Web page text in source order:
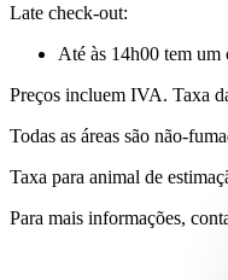
Late check-out:
Até às 14h00 tem um
Preços incluem IVA. Taxa
Todas as áreas são não-
Taxa para animal de
Para mais informações,